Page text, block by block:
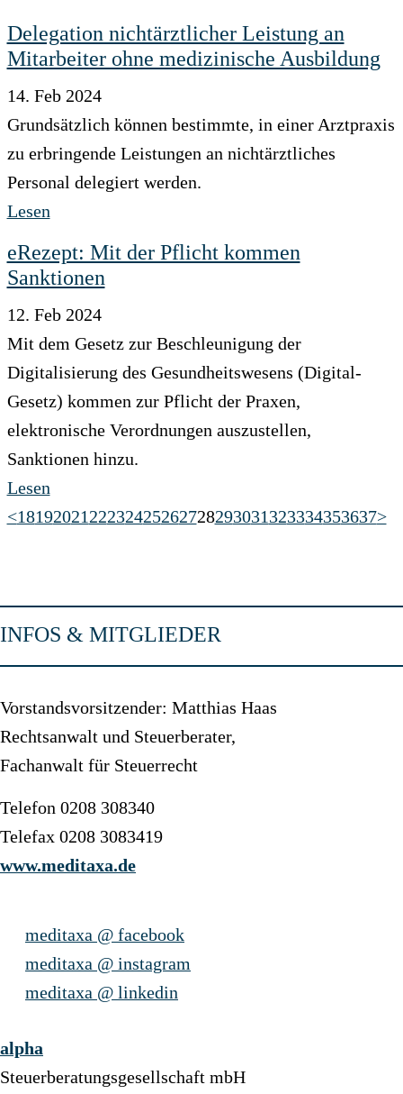
Delegation nichtärztlicher Leistung an
Mitarbeiter ohne medizinische Ausbildung
14. Feb 2024
Grundsätzlich können bestimmte, in einer Arztpraxis
zu erbringende Leistungen an nichtärztliches
Personal delegiert werden.
Lesen
eRezept: Mit der Pflicht kommen
Sanktionen
12. Feb 2024
Mit dem Gesetz zur Beschleunigung der
Digitalisierung des Gesundheitswesens (Digital-
Gesetz) kommen zur Pflicht der Praxen,
elektronische Verordnungen auszustellen,
Sanktionen hinzu.
Lesen
<1819202122232425262728293031323334353637>
INFOS & MITGLIEDER
Vorstandsvorsitzender: Matthias Haas
Rechtsanwalt und Steuerberater,
Fachanwalt für Steuerrecht
Telefon 0208 308340
Telefax 0208 3083419
www.meditaxa.de
meditaxa @ facebook
meditaxa @ instagram
meditaxa @ linkedin
alpha
Steuerberatungsgesellschaft mbH